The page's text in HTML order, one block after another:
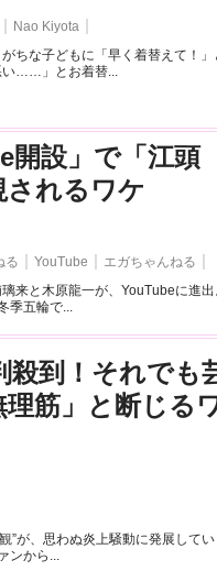
Nao Kiyota
ちな子どもに「早く着替えて！」
い……」とお着替...
開設」で「江頭
れるワケ
る YouTube
エガちゃんねる
来と木原龍一が、YouTubeに進出
季五輪で...
殺到！それでも
筋」と断じる
”が、思わぬ炎上騒動に発展してい
ンから...